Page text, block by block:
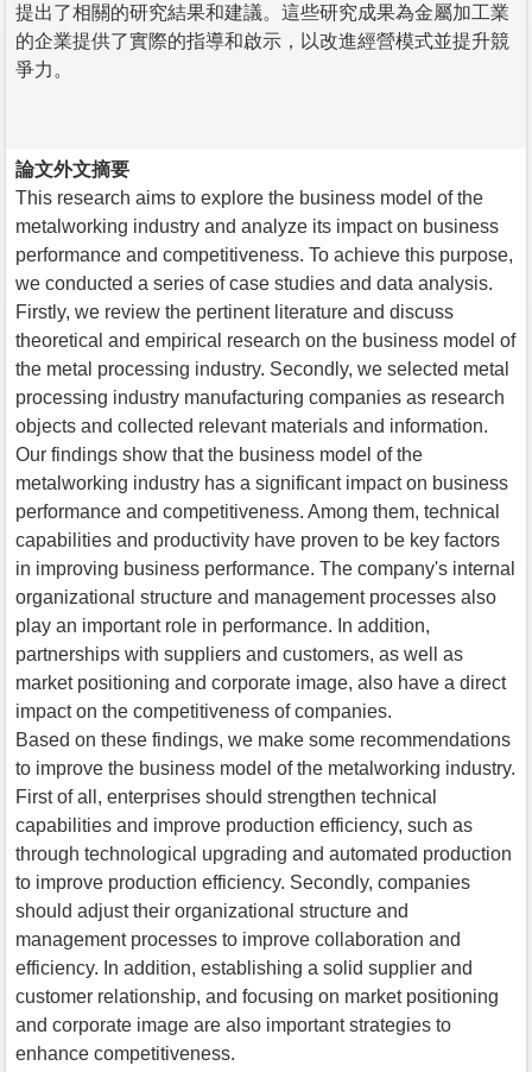
提出了相關的研究結果和建議。這些研究成果為金屬加工業
的企業提供了實際的指導和啟示，以改進經營模式並提升競
爭力。
論文外文摘要
This research aims to explore the business model of the
metalworking industry and analyze its impact on business
performance and competitiveness. To achieve this purpose,
we conducted a series of case studies and data analysis.
Firstly, we review the pertinent literature and discuss
theoretical and empirical research on the business model of
the metal processing industry. Secondly, we selected metal
processing industry manufacturing companies as research
objects and collected relevant materials and information.
Our findings show that the business model of the
metalworking industry has a significant impact on business
performance and competitiveness. Among them, technical
capabilities and productivity have proven to be key factors
in improving business performance. The company's internal
organizational structure and management processes also
play an important role in performance. In addition,
partnerships with suppliers and customers, as well as
market positioning and corporate image, also have a direct
impact on the competitiveness of companies.
Based on these findings, we make some recommendations
to improve the business model of the metalworking industry.
First of all, enterprises should strengthen technical
capabilities and improve production efficiency, such as
through technological upgrading and automated production
to improve production efficiency. Secondly, companies
should adjust their organizational structure and
management processes to improve collaboration and
efficiency. In addition, establishing a solid supplier and
customer relationship, and focusing on market positioning
and corporate image are also important strategies to
enhance competitiveness.